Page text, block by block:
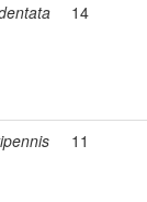
14
11